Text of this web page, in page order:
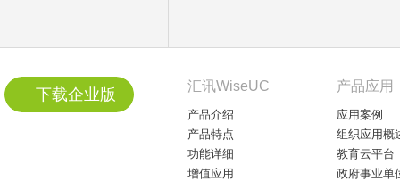
下载企业版 汇讯WiseUC
产品介绍
产品特点
功能详细
增值应用
产品应用
应用案例
组织应用概
教育云平台
政府事业单